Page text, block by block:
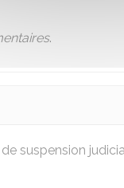
.
suspension